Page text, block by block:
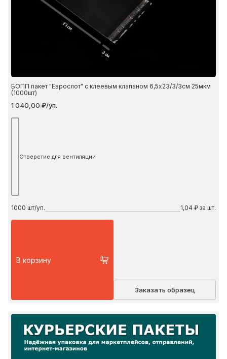
23 см
3 см
БОПП пакет "Еврослот" с клеевым клапаном 6,5х23/3/3см 25мкм
(1000шт)
1 040,00 ₽/уп.
Отверстие для вентиляции
1000 шт/уп. 1,04 ₽ за шт.
В корзину
Заказать образец